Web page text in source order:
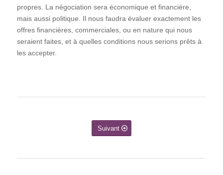
propres. La négociation sera économique et financière,
mais aussi politique. Il nous faudra évaluer exactement les
offres financières, commerciales, ou en nature qui nous
seraient faites, et à quelles conditions nous serions prêts à
les accepter.
Suivant